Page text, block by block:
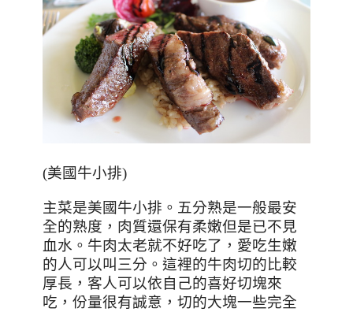
(美國牛小排)
主菜是美國牛小排。五分熟是一般最安
全的熟度，肉質還保有柔嫩但是已不見
血水。牛肉太老就不好吃了，愛吃生嫩
的人可以叫三分。 這裡的牛肉切的比較
厚長，客人可以依自己的喜好切塊來
吃，份量很有誠意， 切的大塊一些完全